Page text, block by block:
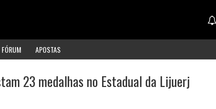
FÓRUM APOSTAS
23 medalhas no Estadual da Lijuerj